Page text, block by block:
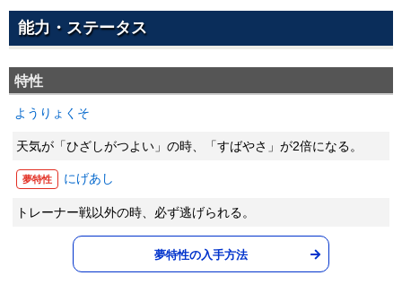
能力・ステータス
特性
ようりょくそ
天気が「ひざしがつよい」の時、「すばやさ」が2倍になる。
夢特性 にげあし
トレーナー戦以外の時、必ず逃げられる。
夢特性の入手方法